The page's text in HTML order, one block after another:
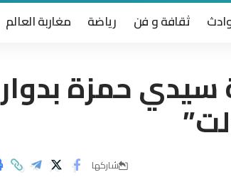
ثقافة و فن رياضة مغاربة العالم
سيدي حمزة بدوار
شاركها